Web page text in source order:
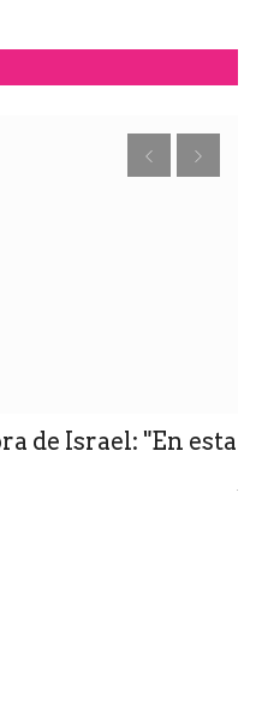
de Israel: "En esta